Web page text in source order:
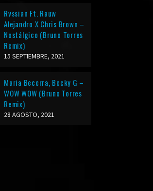
Rvssian Ft. Rauw
Alejandro X Chris Brown –
Nostálgico (Bruno Torres
Remix)
15 SEPTIEMBRE, 2021
Maria Becerra, Becky G –
WOW WOW (Bruno Torres
Remix)
28 AGOSTO, 2021